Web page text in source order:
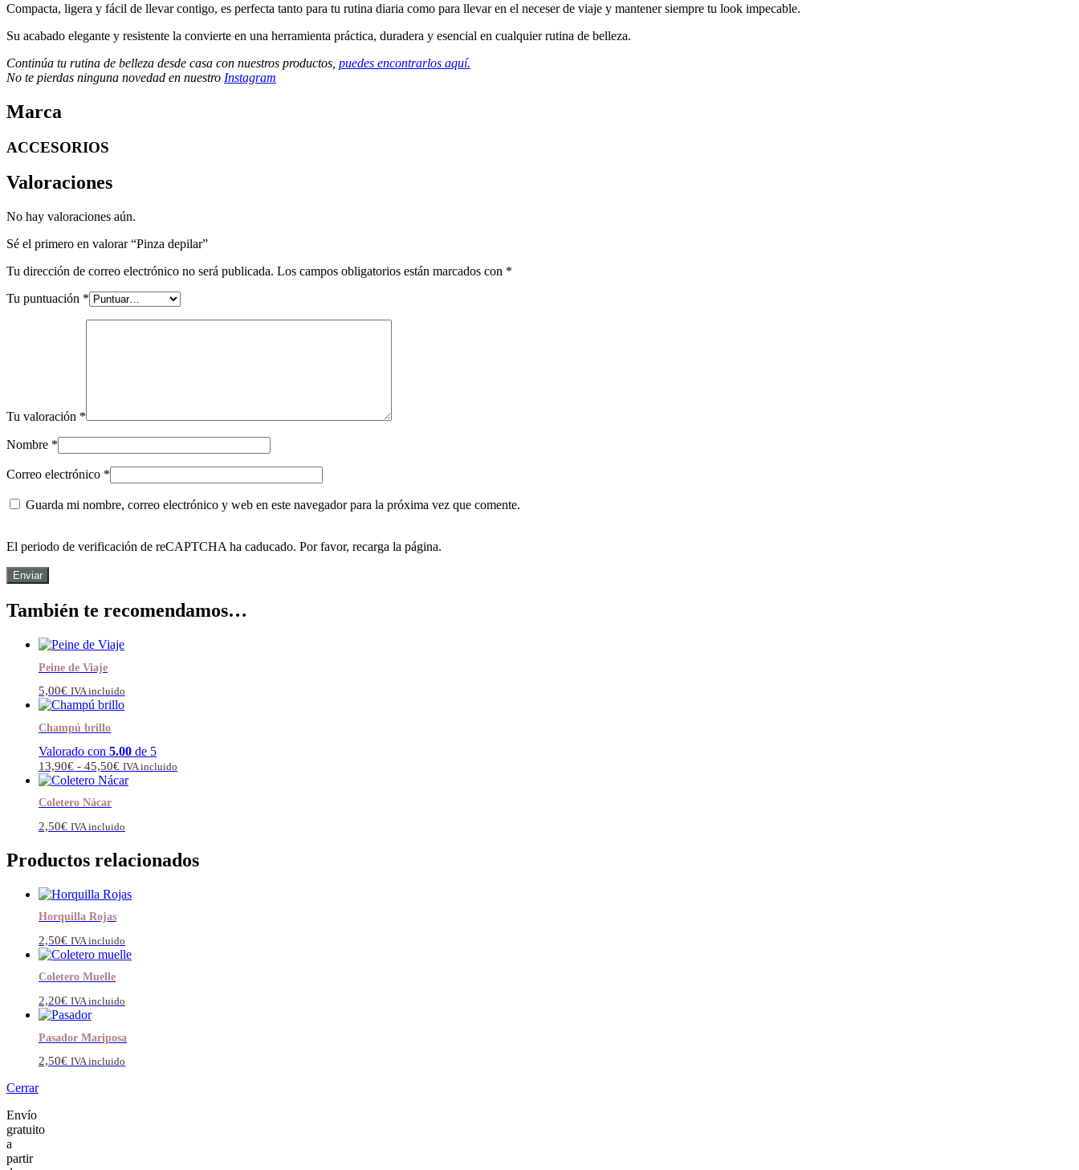
Compacta, ligera y fácil de llevar contigo, es perfecta tanto para tu rutina diaria como para llevar en el neceser de viaje y mantener siempre tu look impecable.
Su acabado elegante y resistente la convierte en una herramienta práctica, duradera y esencial en cualquier rutina de belleza.
Continúa tu rutina de belleza desde casa con nuestros productos, puedes encontrarlos aquí.
No te pierdas ninguna novedad en nuestro Instagram
Marca
ACCESORIOS
Valoraciones
No hay valoraciones aún.
Sé el primero en valorar “Pinza depilar”
Tu dirección de correo electrónico no será publicada. Los campos obligatorios están marcados con *
Tu puntuación *
Tu valoración *
Nombre *
Correo electrónico *
Guarda mi nombre, correo electrónico y web en este navegador para la próxima vez que comente.
El periodo de verificación de reCAPTCHA ha caducado. Por favor, recarga la página.
También te recomendamos…
Peine de Viaje
5,00€ IVA incluido
Champú brillo
Valorado con 5.00 de 5
13,90€ - 45,50€Rango
de
hasta
IVA incluido
Coletero Nácar
2,50€ IVA incluido
Productos relacionados
Horquilla Rojas
2,50€ IVA incluido
Coletero Muelle
2,20€ IVA incluido
Pasador Mariposa
2,50€ IVA incluido
Cerrar
Envío
gratuito
a
partir